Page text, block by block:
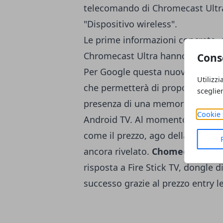
Cookie
telecomando di Chromecast
"Dispositivo wireless".
Le prime informazioni
Chromecast Ultra hanno
Per Google questa nuova
che permetterà di proporre sul
presenza di una memoria fisica
Android TV. Al momento
come il prezzo, ago della
ancora rivelato. Chomecast
risposta a Fire Stick TV, dongle
successo grazie al prezzo entry